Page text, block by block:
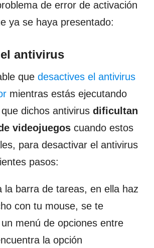
de error de activación
ya se haya presentado:
antivirus
que desactives el antivirus
mientras estás ejecutando
dichos antivirus dificultan
videojuegos cuando estos
para desactivar el antivirus
pasos:
la barra de tareas, en ella haz
con tu mouse, se te
menú de opciones entre
la opción